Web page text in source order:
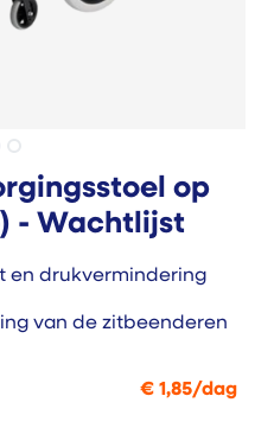
op
- Wachtlijst
en drukvermindering
van de zitbeenderen
€ 1,85/dag